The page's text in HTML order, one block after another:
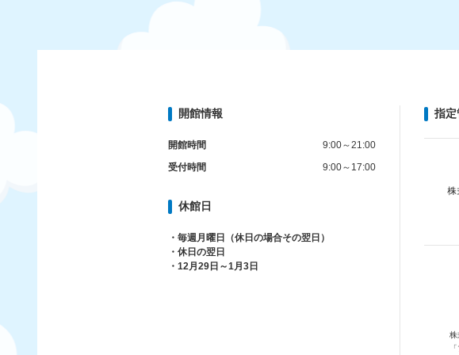
開館情報
開館時間
9:00～21:00
受付時間
9:00～17:00
休館日
・毎週月曜日（休日の場合その翌日）
・休日の翌日
・12月29日～1月3日
指
株